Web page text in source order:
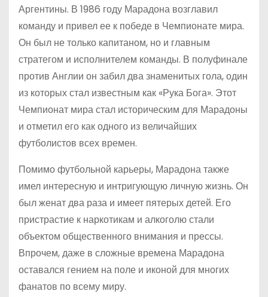
Аргентины. В 1986 году Марадона возглавил
команду и привел ее к победе в Чемпионате мира.
Он был не только капитаном, но и главным
стратегом и исполнителем команды. В полуфинале
против Англии он забил два знаменитых гола, один
из которых стал известным как «Рука Бога». Этот
Чемпионат мира стал историческим для Марадоны
и отметил его как одного из величайших
футболистов всех времен.
Помимо футбольной карьеры, Марадона также
имел интересную и интригующую личную жизнь. Он
был женат два раза и имеет пятерых детей. Его
пристрастие к наркотикам и алкоголю стали
объектом общественного внимания и прессы.
Впрочем, даже в сложные времена Марадона
оставался гением на поле и иконой для многих
фанатов по всему миру.